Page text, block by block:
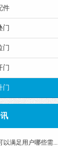
件
门
门
门
门
以满足用户哪些需...